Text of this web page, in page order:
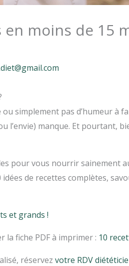
moins de 15
simplement pas d’humeur à
manque. Et pourtant,
pour vous nourrir sainement
de recettes complètes,
et grands !
la fiche PDF à imprimer : 10
réservez votre RDV